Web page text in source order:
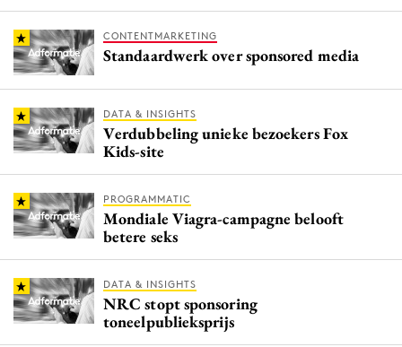
CONTENTMARKETING
Standaardwerk over sponsored media
DATA & INSIGHTS
Verdubbeling unieke bezoekers Fox
Kids-site
PROGRAMMATIC
Mondiale Viagra-campagne belooft
betere seks
DATA & INSIGHTS
NRC stopt sponsoring
toneelpublieksprijs